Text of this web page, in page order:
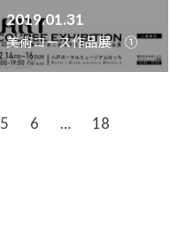
2019.01.31
美術コース作品展 ➀
5 6 … 18